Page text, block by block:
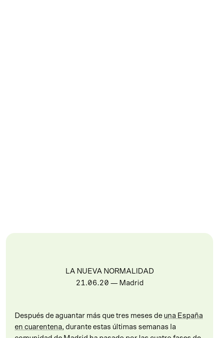
LA NUEVA NORMALIDAD
21.06.20 — Madrid
Después de aguantar más que tres meses de una España
en cuarentena, durante estas últimas semanas la